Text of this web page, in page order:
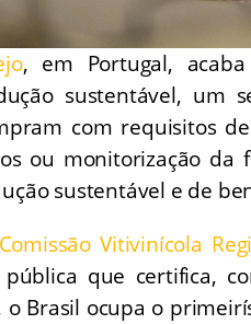
, em Portugal,
sustentável, um
com requisitos
ou monitorização
sustentável e de
Comissão Vitivinícola
que certifica,
o Brasil ocupa o